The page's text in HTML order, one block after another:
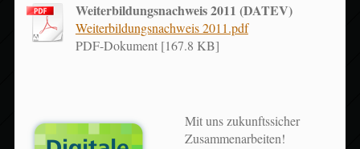
Weiterbildungsnachweis 2011 (DATEV)
Weiterbildungsnachweis 2011.pdf
PDF-Dokument [167.8 KB]
Mit uns zukunftssicher
Zusammenarbeiten!